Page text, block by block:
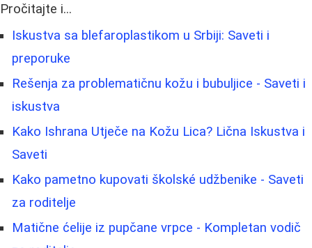
Pročitajte i...
Iskustva sa blefaroplastikom u Srbiji: Saveti i
preporuke
Rešenja za problematičnu kožu i bubuljice - Saveti i
iskustva
Kako Ishrana Utječe na Kožu Lica? Lična Iskustva i
Saveti
Kako pametno kupovati školské udžbenike - Saveti
za roditelje
Matične ćelije iz pupčane vrpce - Kompletan vodič